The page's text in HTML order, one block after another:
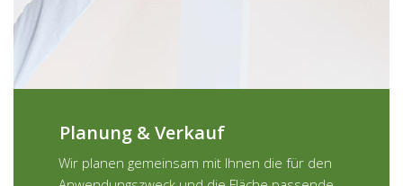
Planung & Verkauf
Wir planen gemeinsam mit Ihnen die für den